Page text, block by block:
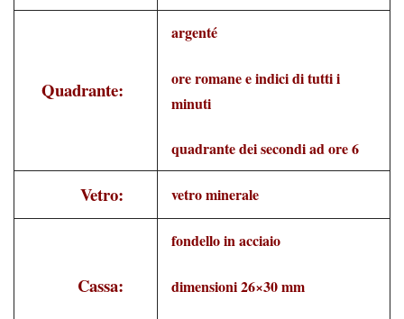
Quadrante:
argenté
ore romane e indici di tutti i
minuti
quadrante dei secondi ad ore 6
Vetro: vetro minerale
Cassa:
fondello in acciaio
dimensioni 26×30 mm